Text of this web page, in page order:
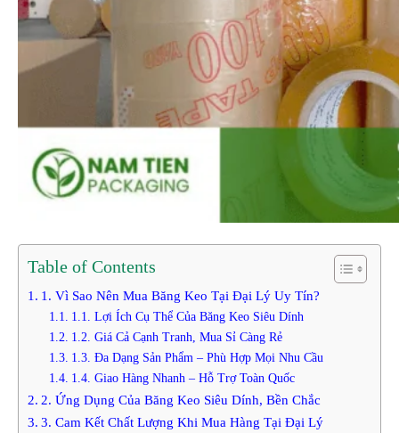
Table of Contents
1. Vì Sao Nên Mua Băng Keo Tại Đại Lý Uy Tín?
1.1. Lợi Ích Cụ Thể Của Băng Keo Siêu Dính
1.2. Giá Cả Cạnh Tranh, Mua Sỉ Càng Rẻ
1.3. Đa Dạng Sản Phẩm – Phù Hợp Mọi Nhu Cầu
1.4. Giao Hàng Nhanh – Hỗ Trợ Toàn Quốc
2. Ứng Dụng Của Băng Keo Siêu Dính, Bền Chắc
3. Cam Kết Chất Lượng Khi Mua Hàng Tại Đại Lý